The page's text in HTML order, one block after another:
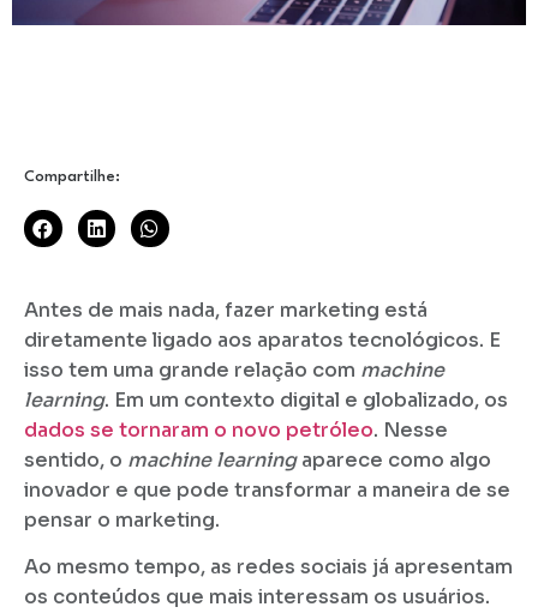
Compartilhe:
Antes de mais nada, fazer marketing está
diretamente ligado aos aparatos tecnológicos. E
isso tem uma grande relação com machine
learning. Em um contexto digital e globalizado, os
dados se tornaram o novo petróleo. Nesse
sentido, o machine learningaparece como algo
inovador e que pode transformar a maneira de se
pensar o marketing.
Ao mesmo tempo, as redes sociais já apresentam
os conteúdos que mais interessam os usuários.